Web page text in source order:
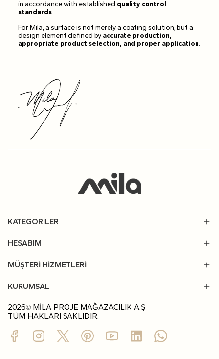
in accordance with established quality control
standards.
For Mila, a surface is not merely a coating solution, but a
design element defined by accurate production,
appropriate product selection, and proper application.
KATEGORİLER
HESABIM
MÜŞTERİ HİZMETLERİ
KURUMSAL
2026© MİLA PROJE MAĞAZACILIK A.Ş
TÜM HAKLARI SAKLIDIR.